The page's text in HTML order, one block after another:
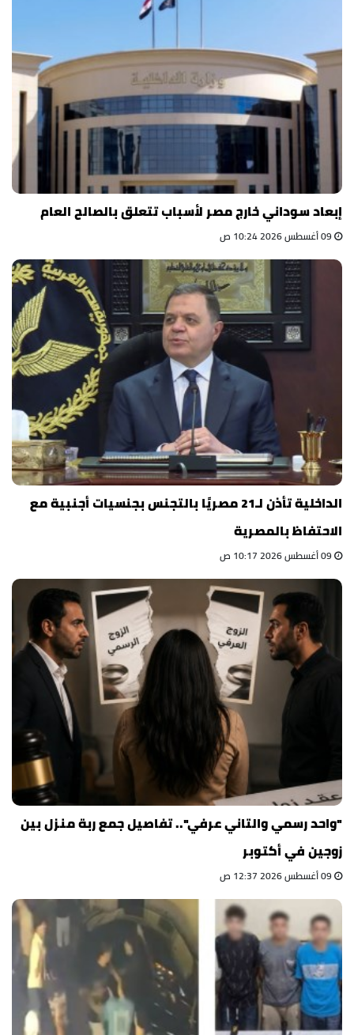
إبعاد سوداني خارج مصر لأسباب تتعلق بالصالح العام
الداخلية تأذن لـ21 مصريًا بالتجنس بجنسيات أجنبية مع
الاحتفاظ بالمصرية
"واحد رسمي والتاني عرفي".. تفاصيل جمع ربة منزل بين
زوجين في أكتوبر